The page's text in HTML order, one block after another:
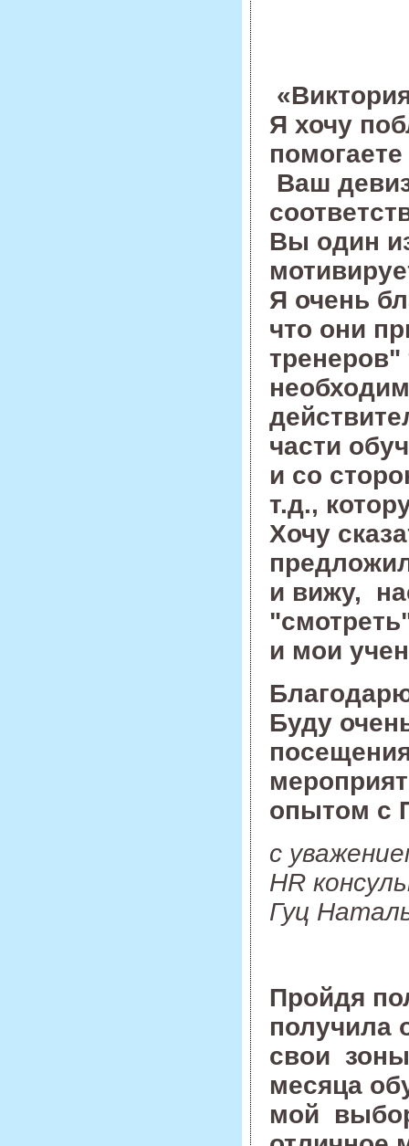
Я хочу
Ваш
Вы один
Я очень
что они
тренеров"
части
и со
т.д.,
Хочу
и вижу,
и мои
Буду
опытом
с
HR
Гуц
Пройдя
получила
свои
месяца
мой